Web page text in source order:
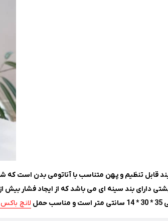
قابل تنظیم و پهن متناسب با آناتومی بدن است که
دارای بند سینه ای می باشد که از ایجاد فشار بیش
لانچ